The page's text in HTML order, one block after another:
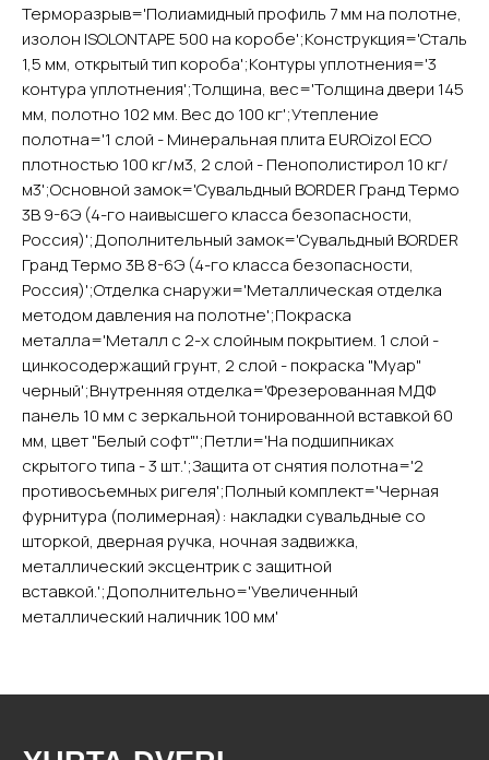
Терморазрыв='Полиамидный профиль 7 мм на полотне,
изолон ISOLONTAPE 500 на коробе';Конструкция='Сталь
1,5 мм, открытый тип короба';Контуры уплотнения='3
контура уплотнения';Толщина, вес='Толщина двери 145
мм, полотно 102 мм. Вес до 100 кг';Утепление
полотна='1 слой - Минеральная плита EUROizol ECO
плотностью 100 кг/м3, 2 слой - Пенополистирол 10 кг/
м3';Основной замок='Сувальдный BORDER Гранд Термо
3В 9-6Э (4-го наивысшего класса безопасности,
Россия)';Дополнительный замок='Сувальдный BORDER
Гранд Термо 3В 8-6Э (4-го класса безопасности,
Россия)';Отделка снаружи='Металлическая отделка
методом давления на полотне';Покраска
металла='Металл с 2-х слойным покрытием. 1 слой -
цинкосодержащий грунт, 2 слой - покраска "Муар"
черный';Внутренняя отделка='Фрезерованная МДФ
панель 10 мм с зеркальной тонированной вставкой 60
мм, цвет "Белый софт"';Петли='На подшипниках
скрытого типа - 3 шт.';Защита от снятия полотна='2
противосъемных ригеля';Полный комплект='Черная
фурнитура (полимерная): накладки сувальдные со
шторкой, дверная ручка, ночная задвижка,
металлический эксцентрик с защитной
вставкой.';Дополнительно='Увеличенный
металлический наличник 100 мм'
YURTA.DVERI
Контакты
О компании
Доставка и оплата
Акции
Фурнитура
Арки
Межкомнатные двери
Входные двери
Главная
yurta.2020@mail.ru
Контакты
Покупателям
ИП Яриш Ю.С.
ИНН 501105765500